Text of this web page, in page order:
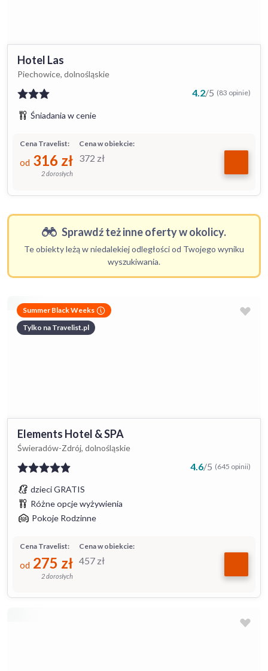
Hotel Las
Piechowice, dolnośląskie
4.2/5 (83 opinie)
Śniadania w cenie
Cena w obiekcie:
372 zł
Cena Travelist:
od 316 zł
2 dorosłych
Sprawdź też inne oferty w okolicy.
Te obiekty leżą w niedalekiej odległości od Twojego wyniku
wyszukiwania.
Summer Black Weeks
Tylko na Travelist.pl
Elements Hotel & SPA
Świeradów-Zdrój, dolnośląskie
4.6/5 (645 opinii)
dzieci GRATIS
Różne opcje wyżywienia
Pokoje Rodzinne
Cena w obiekcie:
457 zł
Cena Travelist:
od 275 zł
2 dorosłych